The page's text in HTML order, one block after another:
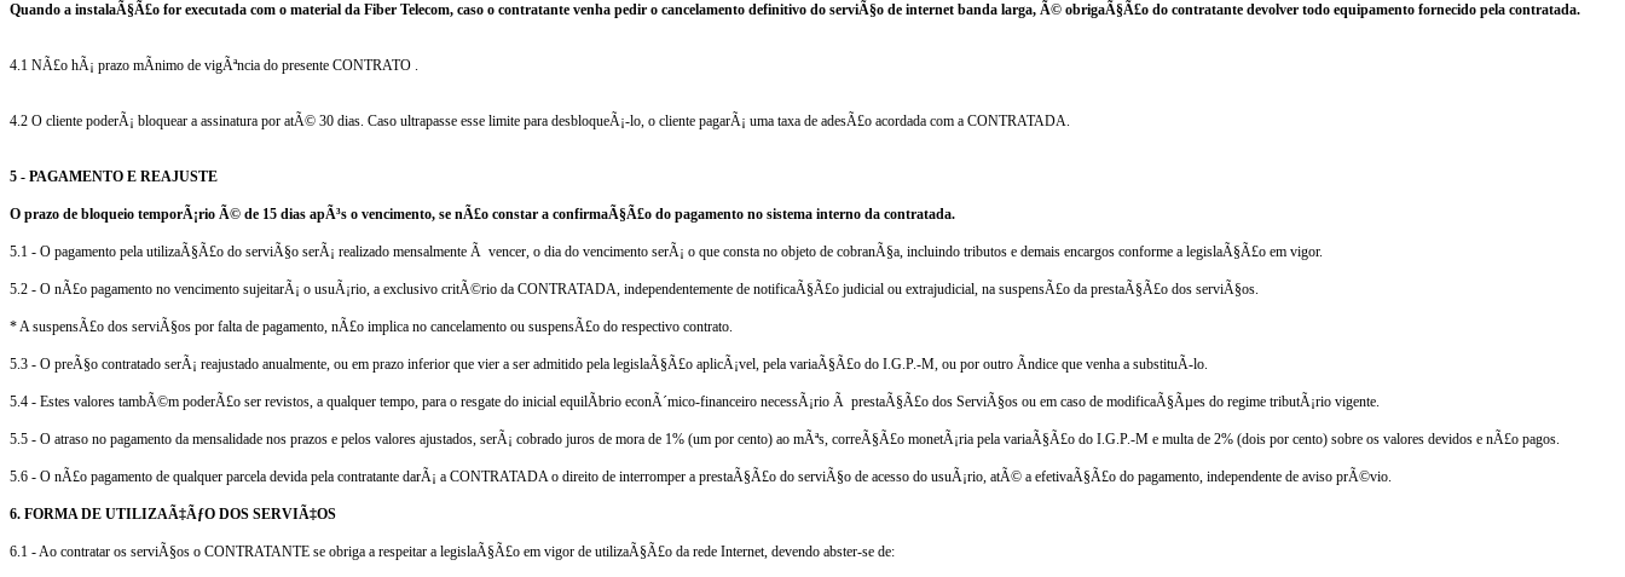
Quando a instalaÃ§Ã£o for executada com o material da Fiber Telecom, caso o contratante venha pedir o cancelamento definitivo do serviÃ§o de internet banda larga, Ã© obrigaÃ§Ã£o do contratante devolver todo equipamento fornecido pela contratada.
4.1 NÃ£o hÃ¡ prazo mÃ­nimo de vigÃªncia do presente CONTRATO .
4.2 O cliente poderÃ¡ bloquear a assinatura por atÃ© 30 dias. Caso ultrapasse esse limite para desbloqueÃ¡-lo, o cliente pagarÃ¡ uma taxa de adesÃ£o acordada com a CONTRATADA.
5 - PAGAMENTO E REAJUSTE
O prazo de bloqueio temporÃ¡rio Ã© de 15 dias apÃ³s o vencimento, se nÃ£o constar a confirmaÃ§Ã£o do pagamento no sistema interno da contratada.
5.1 - O pagamento pela utilizaÃ§Ã£o do serviÃ§o serÃ¡ realizado mensalmente Ã vencer, o dia do vencimento serÃ¡ o que consta no objeto de cobranÃ§a, incluindo tributos e demais encargos conforme a legislaÃ§Ã£o em vigor.
5.2 - O nÃ£o pagamento no vencimento sujeitarÃ¡ o usuÃ¡rio, a exclusivo critÃ©rio da CONTRATADA, independentemente de notificaÃ§Ã£o judicial ou extrajudicial, na suspensÃ£o da prestaÃ§Ã£o dos serviÃ§os.
* A suspensÃ£o dos serviÃ§os por falta de pagamento, nÃ£o implica no cancelamento ou suspensÃ£o do respectivo contrato.
5.3 - O preÃ§o contratado serÃ¡ reajustado anualmente, ou em prazo inferior que vier a ser admitido pela legislaÃ§Ã£o aplicÃ¡vel, pela variaÃ§Ã£o do I.G.P.-M, ou por outro Ã­ndice que venha a substituÃ­-lo.
5.4 - Estes valores tambÃ©m poderÃ£o ser revistos, a qualquer tempo, para o resgate do inicial equilÃ­brio econÃ´mico-financeiro necessÃ¡rio Ã prestaÃ§Ã£o dos ServiÃ§os ou em caso de modificaÃ§Ãµes do regime tributÃ¡rio vigente.
5.5 - O atraso no pagamento da mensalidade nos prazos e pelos valores ajustados, serÃ¡ cobrado juros de mora de 1% (um por cento) ao mÃªs, correÃ§Ã£o monetÃ¡ria pela variaÃ§Ã£o do I.G.P.-M e multa de 2% (dois por cento) sobre os valores devidos e nÃ£o pagos.
5.6 - O nÃ£o pagamento de qualquer parcela devida pela contratante darÃ¡ a CONTRATADAo direito de interromper a prestaÃ§Ã£o do serviÃ§o de acesso do usuÃ¡rio, atÃ© a efetivaÃ§Ã£o do pagamento, independente de aviso prÃ©vio.
6. FORMA DE UTILIZAÃ‡ÃƒO DOS SERVIÃ‡OS
6.1 - Ao contratar os serviÃ§os o CONTRATANTE se obriga a respeitar a legislaÃ§Ã£o em vigor de utilizaÃ§Ã£o da rede Internet, devendo abster-se de: